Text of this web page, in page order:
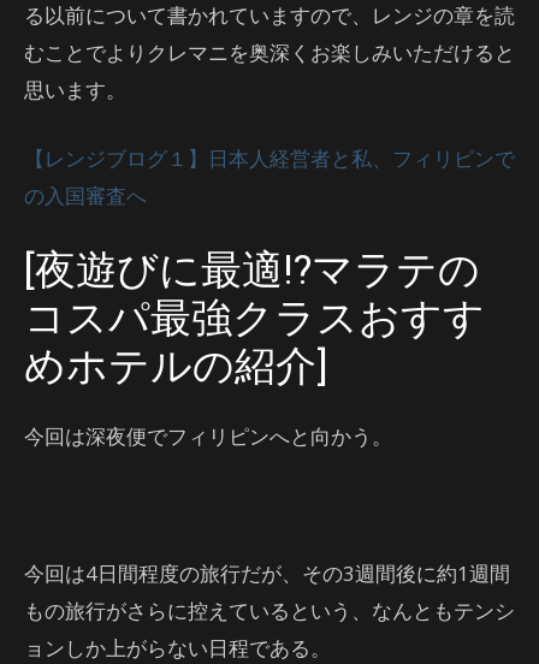
る以前について書かれていますので、レンジの章を読
むことでよりクレマニを奥深くお楽しみいただけると
思います。
【レンジブログ１】日本人経営者と私、フィリピンで
の入国審査へ
[夜遊びに最適!?マラテの
コスパ最強クラスおすす
めホテルの紹介]
今回は深夜便でフィリピンへと向かう。
今回は4日間程度の旅行だが、その3週間後に約1週間
もの旅行がさらに控えているという、なんともテンシ
ョンしか上がらない日程である。